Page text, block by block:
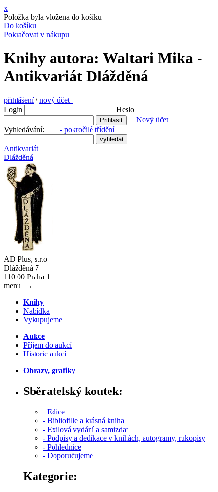
x
Položka byla vložena do košíku
Do košíku
Pokračovat v nákupu
Knihy autora: Waltari Mika -
Antikvariát Dlážděná
přihlášení/nový účet
Login
Heslo
Nový účet
Vyhledávání: - pokročilé třídění
Antikvariát
Dlážděná
AD Plus, s.r.o
Dlážděná 7
110 00 Praha 1
menu
→
Knihy
Nabídka
Vykupujeme
Aukce
Příjem do aukcí
Historie aukcí
Obrazy, grafiky
Sběratelský koutek:
- Edice
- Bibliofilie a krásná kniha
- Exilová vydání a samizdat
- Podpisy a dedikace v knihách, autogramy, rukopisy
- Pohlednice
- Doporučujeme
Kategorie: